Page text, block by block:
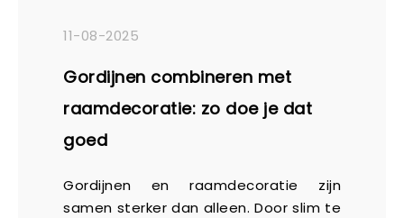
11-08-2025
Gordijnen combineren met
raamdecoratie: zo doe je dat
goed
Gordijnen en raamdecoratie zijn
samen sterker dan alleen. Door slim te